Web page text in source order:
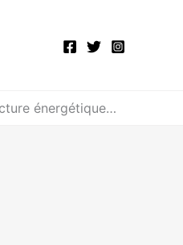
énergétique…